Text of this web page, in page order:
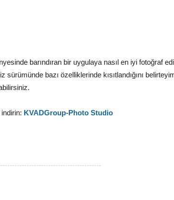
barındıran bir uygulaya nasıl en iyi fotoğraf
sürümünde bazı özelliklerinde kısıtlandığını
KVADGroup-Photo Studio